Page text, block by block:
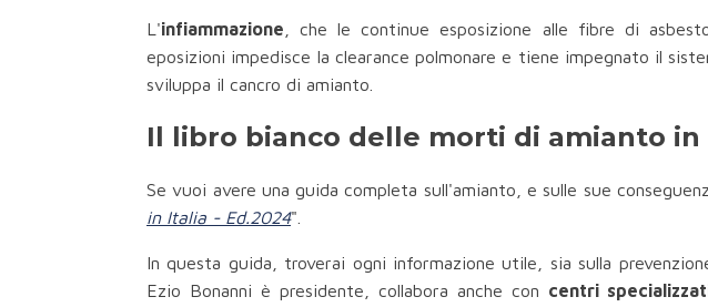
L'infiammazione , che le continue esposizione alle fibre di
eposizioni impedisce la clearance polmonare e tiene impegnato il
sviluppa il cancro di amianto.
Il libro bianco delle morti di amianto in
Se vuoi avere una guida completa sull'amianto, e sulle sue
in Italia - Ed.2024".
In questa guida, troverai ogni informazione utile, sia sulla
Ezio Bonanni è presidente, collabora anche con centri